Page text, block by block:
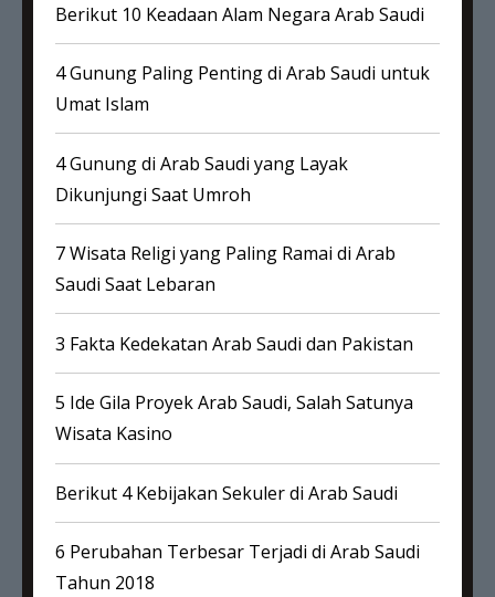
Berikut 10 Keadaan Alam Negara Arab Saudi
4 Gunung Paling Penting di Arab Saudi untuk
Umat Islam
4 Gunung di Arab Saudi yang Layak
Dikunjungi Saat Umroh
7 Wisata Religi yang Paling Ramai di Arab
Saudi Saat Lebaran
3 Fakta Kedekatan Arab Saudi dan Pakistan
5 Ide Gila Proyek Arab Saudi, Salah Satunya
Wisata Kasino
Berikut 4 Kebijakan Sekuler di Arab Saudi
6 Perubahan Terbesar Terjadi di Arab Saudi
Tahun 2018